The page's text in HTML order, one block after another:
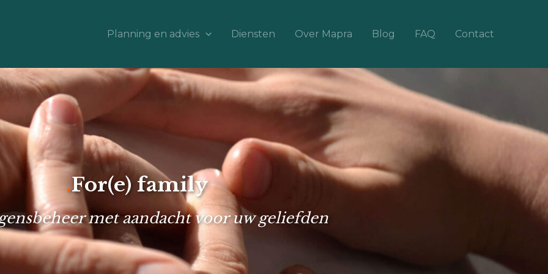
Planning en advies Diensten Over Mapra Blog FAQ Contact
.For(e) family
met aandacht voor uw geliefden